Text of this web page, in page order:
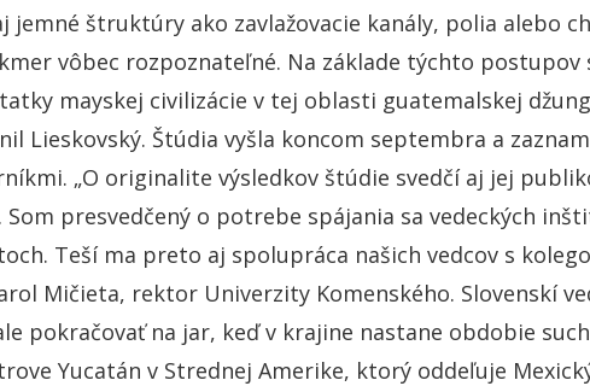
jemné štruktúry ako zavlažovacie kanály, polia alebo
vôbec rozpoznateľné. Na základe týchto postupov
mayskej civilizácie v tej oblasti guatemalskej
Lieskovský. Štúdia vyšla koncom septembra a
„O originalite výsledkov štúdie svedčí aj jej
Som presvedčený o potrebe spájania sa vedeckých
Teší ma preto aj spolupráca našich vedcov s
Mičieta, rektor Univerzity Komenského. Slovenskí
pokračovať na jar, keď v krajine nastane obdobie
Yucatán v Strednej Amerike, ktorý oddeľuje